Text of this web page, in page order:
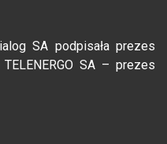
SA podpisała prezes
SA – prezes